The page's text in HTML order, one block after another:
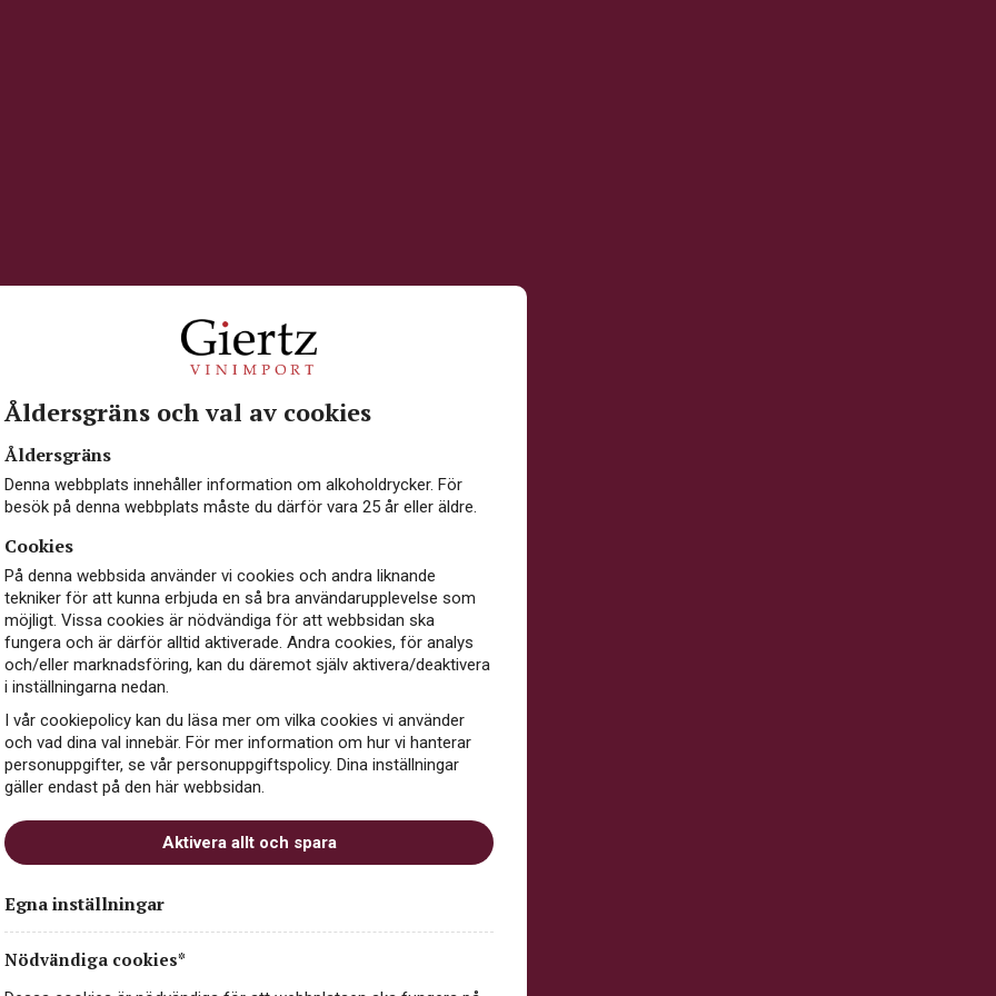
Åldersgräns och val av cookies
Åldersgräns
Denna webbplats innehåller information om alkoholdrycker. För
besök på denna webbplats måste du därför vara 25 år eller äldre.
Cookies
På denna webbsida använder vi cookies och andra liknande
tekniker för att kunna erbjuda en så bra användarupplevelse som
möjligt. Vissa cookies är nödvändiga för att webbsidan ska
fungera och är därför alltid aktiverade. Andra cookies, för analys
och/eller marknadsföring, kan du däremot själv aktivera/deaktivera
i inställningarna nedan.
I vår cookiepolicy kan du läsa mer om vilka cookies vi använder
och vad dina val innebär. För mer information om hur vi hanterar
personuppgifter, se vår personuppgiftspolicy. Dina inställningar
gäller endast på den här webbsidan.
Aktivera allt och spara
Egna inställningar
Nödvändiga cookies*